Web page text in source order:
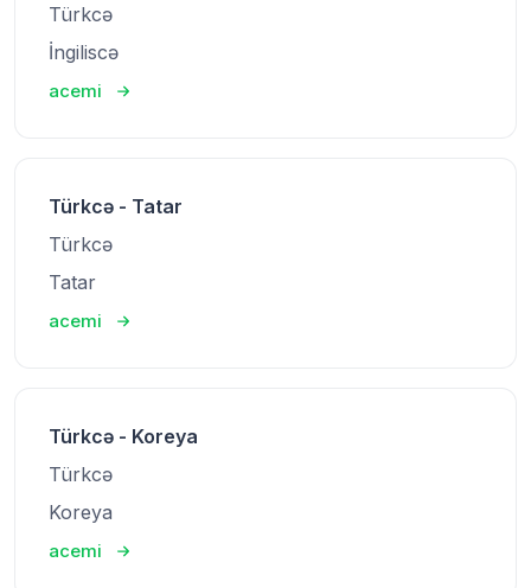
Türkcə
İngiliscə
acemi
Türkcə - Tatar
Türkcə
Tatar
acemi
Türkcə - Koreya
Türkcə
Koreya
acemi